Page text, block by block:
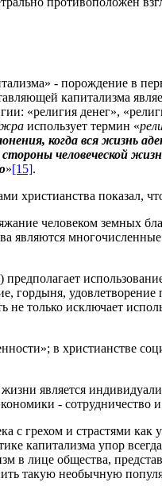
- порождение в
капитализма
«религия денег»,
использует термин «
когда вся жизнь
человеческой
»[15].
христианства показал,
человеком земных
являются
гордыня,
не только исключает
в христианстве
является
- сотрудничество
грехом и страстями как
капитализма упор
лице общества,
необычную